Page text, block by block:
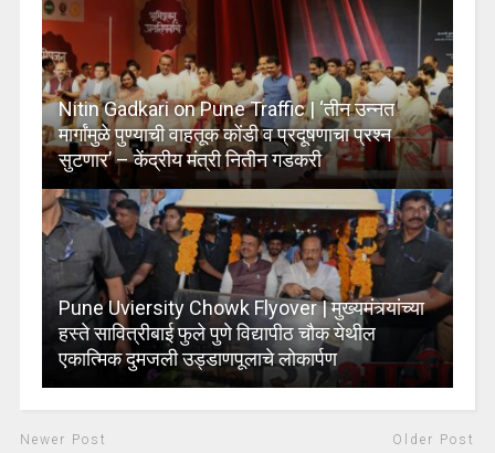
Nitin Gadkari on Pune Traffic | ‘तीन उन्नत
मार्गांमुळे पुण्याची वाहतूक कोंडी व प्रदूषणाचा प्रश्न
सुटणार’ – केंद्रीय मंत्री नितीन गडकरी
Pune Uviersity Chowk Flyover | मुख्यमंत्र्यांच्या
हस्ते सावित्रीबाई फुले पुणे विद्यापीठ चौक येथील
एकात्मिक दुमजली उड्डाणपूलाचे लोकार्पण
Newer Post Older Post